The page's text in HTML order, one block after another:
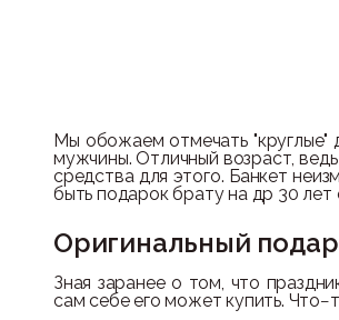
Мы обожаем отмечать "круглые"
мужчины. Отличный возраст,
средства для этого. Банкет
быть подарок брату на др 30
Оригинальный
Зная заранее о том, что
сам себе его может купить.